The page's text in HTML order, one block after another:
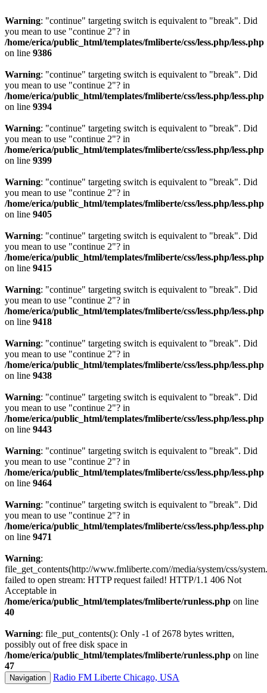
Warning: "continue" targeting switch is equivalent to "break". Did
you mean to use "continue 2"? in
/home/erica/public_html/templates/fmliberte/css/less.php/less.php
on line 9386
Warning: "continue" targeting switch is equivalent to "break". Did
you mean to use "continue 2"? in
/home/erica/public_html/templates/fmliberte/css/less.php/less.php
on line 9394
Warning: "continue" targeting switch is equivalent to "break". Did
you mean to use "continue 2"? in
/home/erica/public_html/templates/fmliberte/css/less.php/less.php
on line 9399
Warning: "continue" targeting switch is equivalent to "break". Did
you mean to use "continue 2"? in
/home/erica/public_html/templates/fmliberte/css/less.php/less.php
on line 9405
Warning: "continue" targeting switch is equivalent to "break". Did
you mean to use "continue 2"? in
/home/erica/public_html/templates/fmliberte/css/less.php/less.php
on line 9415
Warning: "continue" targeting switch is equivalent to "break". Did
you mean to use "continue 2"? in
/home/erica/public_html/templates/fmliberte/css/less.php/less.php
on line 9418
Warning: "continue" targeting switch is equivalent to "break". Did
you mean to use "continue 2"? in
/home/erica/public_html/templates/fmliberte/css/less.php/less.php
on line 9438
Warning: "continue" targeting switch is equivalent to "break". Did
you mean to use "continue 2"? in
/home/erica/public_html/templates/fmliberte/css/less.php/less.php
on line 9443
Warning: "continue" targeting switch is equivalent to "break". Did
you mean to use "continue 2"? in
/home/erica/public_html/templates/fmliberte/css/less.php/less.php
on line 9464
Warning: "continue" targeting switch is equivalent to "break". Did
you mean to use "continue 2"? in
/home/erica/public_html/templates/fmliberte/css/less.php/less.php
on line 9471
Warning:
file_get_contents(http://www.fmliberte.com//media/system/css/
failed to open stream: HTTP request failed! HTTP/1.1 406 Not
Acceptable in
/home/erica/public_html/templates/fmliberte/runless.php on line
40
Warning: file_put_contents(): Only -1 of 2678 bytes written,
possibly out of free disk space in
/home/erica/public_html/templates/fmliberte/runless.php on line
47
Navigation Radio FM Liberte Chicago, USA